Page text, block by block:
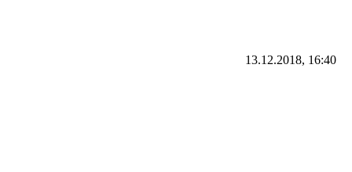
13.12.2018, 16:40